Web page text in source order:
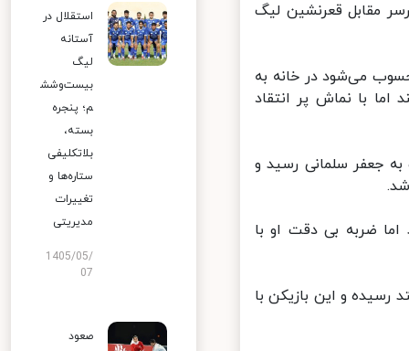
مقابل قعرنشین لیگ
می‌شود در خانه به
با نماش پر انتقاد
به جعفر سلمانی رسید و
اما ضربه بی دقت او با
رسیده و این بازیکن با
استقلال در
آستانه
لیگ
بیست‌وشش
م؛ پنجره
بسته،
بلاتکلیفی
ستاره‌ها و
تغییرات
مدیریتی
1405/05/
07
صعود